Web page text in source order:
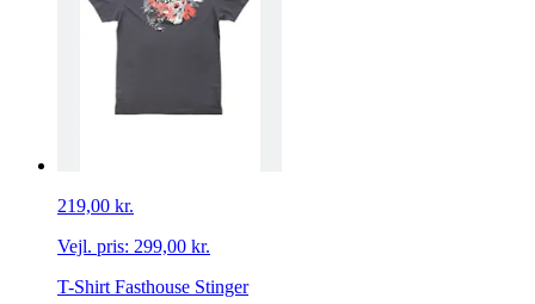
219,00 kr.
Vejl. pris: 299,00 kr.
T-Shirt Fasthouse Stinger